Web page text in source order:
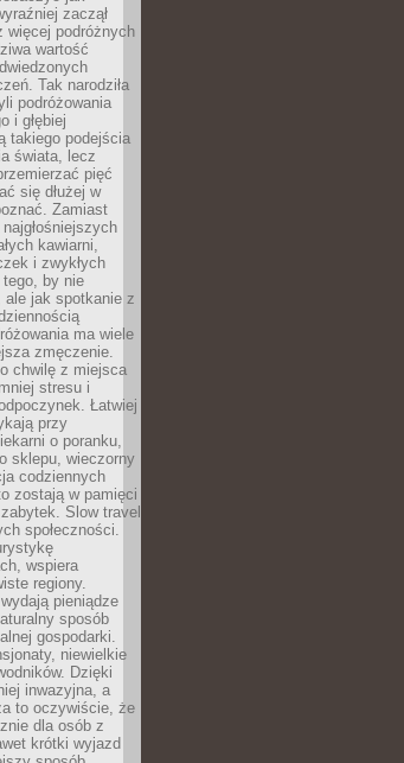
zaczął
więcej podróżnych
wartość
Tak narodziła
podróżowania
i głębiej
takiego podejścia
świata, lecz
pięć
się dłużej w
Zamiast
kawiarni,
i zwykłych
by nie
jak spotkanie z
ma wiele
zmęczenie.
chwilę z miejsca
stresu i
Łatwiej
przy
o poranku,
sklepu, wieczorny
codziennych
zostają w pamięci
Slow travel
społeczności.
wspiera
regiony.
pieniądze
sposób
gospodarki.
niewielkie
Dzięki
inwazyjna, a
to oczywiście, że
dla osób z
krótki wyjazd